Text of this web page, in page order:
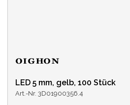
LED 5 mm, gelb, 100 Stück
Art.-Nr. 3D01900356.4